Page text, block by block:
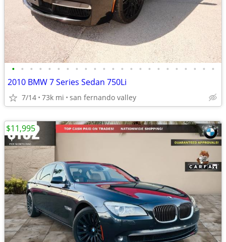
• • • • • • • • • • • • • • • • • • • • • • •
2010 BMW 7 Series Sedan 750Li
7/14 73k mi san fernando valley
$11,995